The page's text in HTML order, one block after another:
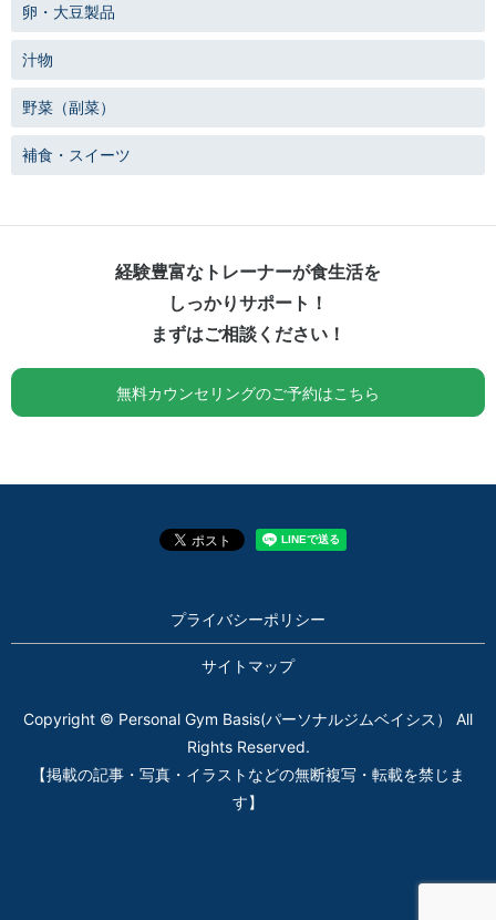
卵・大豆製品
汁物
野菜（副菜）
補食・スイーツ
経験豊富なトレーナーが食生活を
しっかりサポート！
まずはご相談ください！
無料カウンセリングのご予約はこちら
プライバシーポリシー
サイトマップ
Copyright © Personal Gym Basis(パーソナルジムベイシス） All
Rights Reserved.
【掲載の記事・写真・イラストなどの無断複写・転載を禁じま
す】